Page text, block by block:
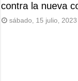
contra la nueva
sábado, 15 julio, 2023